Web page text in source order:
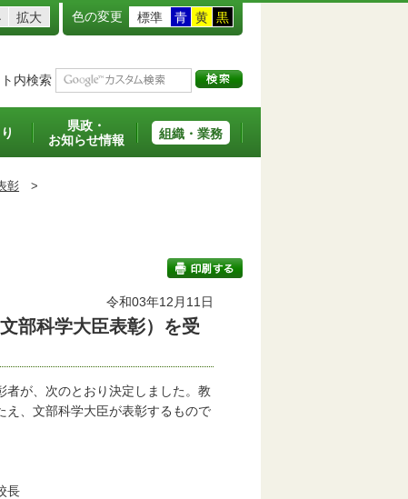
拡大 色の変更 標準 青 黄 黒
内検索
県政・
お知らせ情報
組織・業務
彰 >
令和03年12月11日
部科学大臣表彰）を受
が、次のとおり決定しました。教
、文部科学大臣が表彰するもので
長